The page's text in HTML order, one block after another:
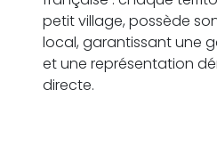
petit village, possède
local, garantissant une
et une représentation
directe.